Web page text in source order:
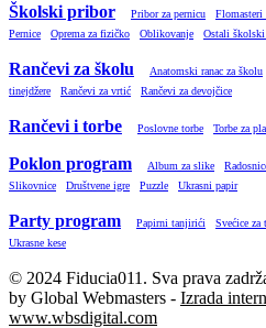
Školski pribor Pribor za pernicu Flomasteri
Pernice
Oprema za fizičko Oblikovanje Ostali
Rančevi za školu Anatomski ranac za školu
tinejdžere
Rančevi za vrtić Rančevi za devojčice
Rančevi i torbe Poslovne torbe Torbe za
Poklon program Album za slike
Slikovnice
Društvene igre Puzzle Ukrasni papir
Party program Papirni tanjirići Svećice za
Ukrasne kese
© 2024 Fiducia011. Sva prava
by Global Webmasters - Izrada
www.wbsdigital.com